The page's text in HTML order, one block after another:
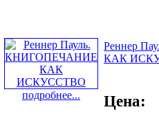
подробнее...
Реннер
КАК
Цена: